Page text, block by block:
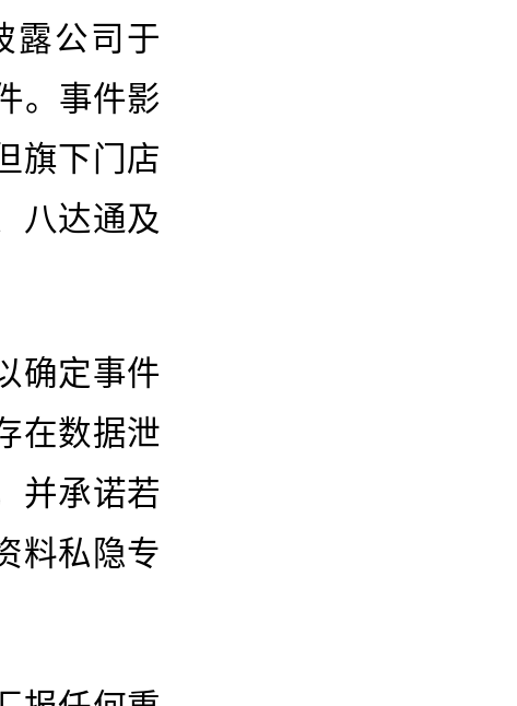
露公司于
。事件影
旗下门店
八达通及
确定事件
在数据泄
并承诺若
料私隐专